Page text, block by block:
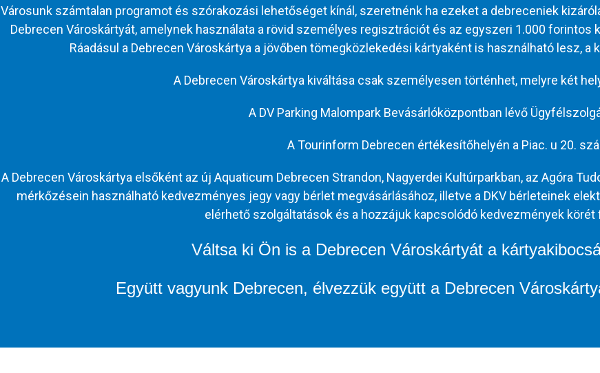
Városunk számtalan programot és szórakozási lehetőséget kínál, szeretnénk ha ezeket a debreceniek
Debrecen Városkártyát, amelynek használata a rövid személyes regisztrációt és az egyszeri 1.000
Ráadásul a Debrecen Városkártya a jövőben tömegközlekedési kártyaként is használható lesz,
A Debrecen Városkártya kiváltása csak személyesen történhet, melyre két
A DV Parking Malompark Bevásárlóközpontban lévő
A Tourinform Debrecen értékesítőhelyén a Piac. u 20.
A Debrecen Városkártya elsőként az új Aquaticum Debrecen Strandon, Nagyerdei Kultúrparkban, az Agóra
mérkőzésein használható kedvezményes jegy vagy bérlet megvásárlásához, illetve a DKV bérleteinek
elérhető szolgáltatások és a hozzájuk kapcsolódó kedvezmények
Váltsa ki Ön is a Debrecen Városkártyát a
Együtt vagyunk Debrecen, élvezzük együtt a Debrecen